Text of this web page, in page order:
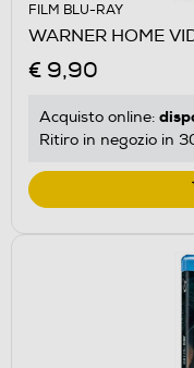
FILM BLU-RAY
WARNER HOME
€ 9,90
Acquisto online:
Ritiro in negozio in